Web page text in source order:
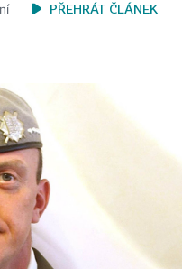
PŘEHRÁT ČLÁNEK